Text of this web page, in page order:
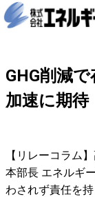
GHG削減
加速に期待
【リレーコラム
本部長 エネルギ
わされず責任を